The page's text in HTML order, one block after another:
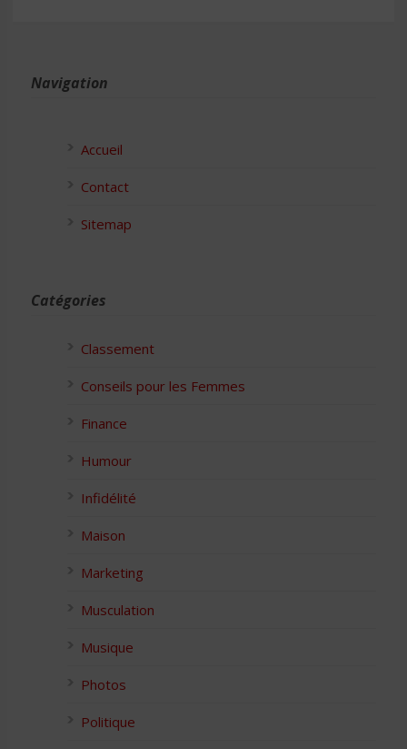
Navigation
Accueil
Contact
Sitemap
Catégories
Classement
Conseils pour les Femmes
Finance
Humour
Infidélité
Maison
Marketing
Musculation
Musique
Photos
Politique